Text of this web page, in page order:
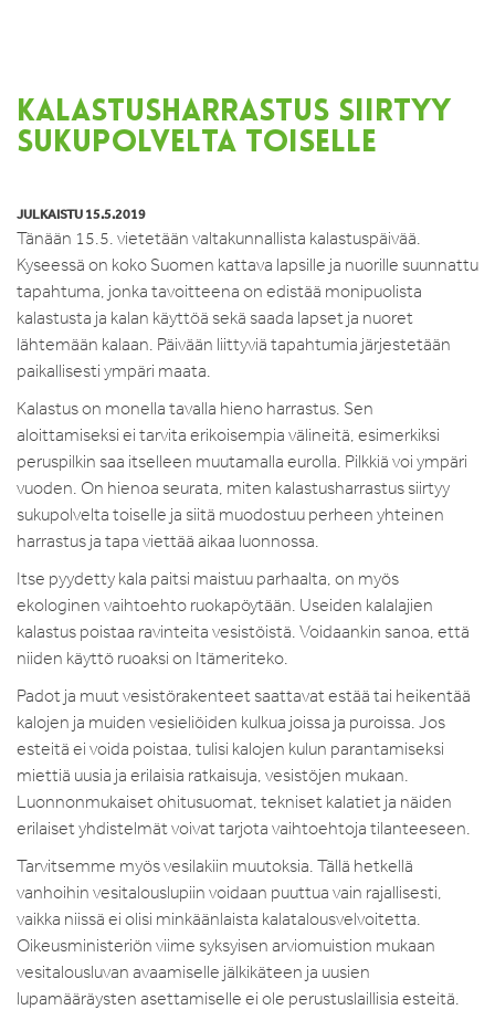
KALASTUSHARRASTUS SIIRTYY
SUKUPOLVELTA TOISELLE
JULKAISTU 15.5.2019
Tänään 15.5. vietetään valtakunnallista kalastuspäivää.
Kyseessä on koko Suomen kattava lapsille ja nuorille suunnattu
tapahtuma, jonka tavoitteena on edistää monipuolista
kalastusta ja kalan käyttöä sekä saada lapset ja nuoret
lähtemään kalaan. Päivään liittyviä tapahtumia järjestetään
paikallisesti ympäri maata.
Kalastus on monella tavalla hieno harrastus. Sen
aloittamiseksi ei tarvita erikoisempia välineitä, esimerkiksi
peruspilkin saa itselleen muutamalla eurolla. Pilkkiä voi ympäri
vuoden. On hienoa seurata, miten kalastusharrastus siirtyy
sukupolvelta toiselle ja siitä muodostuu perheen yhteinen
harrastus ja tapa viettää aikaa luonnossa.
Itse pyydetty kala paitsi maistuu parhaalta, on myös
ekologinen vaihtoehto ruokapöytään. Useiden kalalajien
kalastus poistaa ravinteita vesistöistä. Voidaankin sanoa, että
niiden käyttö ruoaksi on Itämeriteko.
Padot ja muut vesistörakenteet saattavat estää tai heikentää
kalojen ja muiden vesieliöiden kulkua joissa ja puroissa. Jos
esteitä ei voida poistaa, tulisi kalojen kulun parantamiseksi
miettiä uusia ja erilaisia ratkaisuja, vesistöjen mukaan.
Luonnonmukaiset ohitusuomat, tekniset kalatiet ja näiden
erilaiset yhdistelmät voivat tarjota vaihtoehtoja tilanteeseen.
Tarvitsemme myös vesilakiin muutoksia. Tällä hetkellä
vanhoihin vesitalouslupiin voidaan puuttua vain rajallisesti,
vaikka niissä ei olisi minkäänlaista kalatalousvelvoitetta.
Oikeusministeriön viime syksyisen arviomuistion mukaan
vesitalousluvan avaamiselle jälkikäteen ja uusien
lupamääräysten asettamiselle ei ole perustuslaillisia esteitä.